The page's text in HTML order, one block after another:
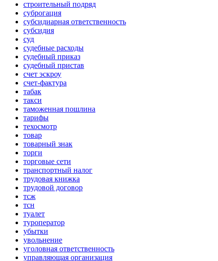
строительный подряд
суброгация
субсидиарная ответственность
субсидия
суд
судебные расходы
судебный приказ
судебный пристав
счет эскроу
счет-фактура
табак
такси
таможенная пошлина
тарифы
техосмотр
товар
товарный знак
торги
торговые сети
транспортный налог
трудовая книжка
трудовой договор
тсж
тсн
туалет
туроператор
убытки
увольнение
уголовная ответственность
управляющая организация